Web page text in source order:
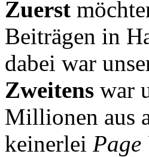
Zuerst
Beiträgen in
dabei war
Zweitens war
Millionen aus
keinerlei Page